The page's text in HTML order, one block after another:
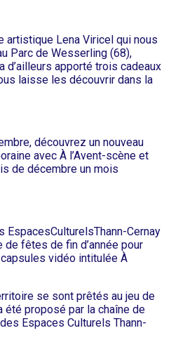
artistique Lena Viricel qui nous
Parc de Wesserling (68),
d’ailleurs apporté trois cadeaux
laisse les découvrir dans la
découvrez un nouveau
avec À l’Avent-scène et
de décembre un mois
EspacesCulturelsThann-Cernay
fêtes de fin d’année pour
vidéo intitulée À
se sont prêtés au jeu de
été proposé par la chaîne de
Espaces Culturels Thann-